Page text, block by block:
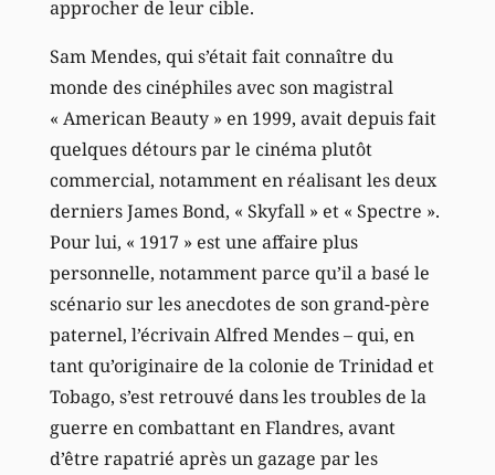
approcher de leur cible.
Sam Mendes, qui s’était fait connaître du
monde des cinéphiles avec son magistral
« American Beauty » en 1999, avait depuis fait
quelques détours par le cinéma plutôt
commercial, notamment en réalisant les deux
derniers James Bond, « Skyfall » et « Spectre ».
Pour lui, « 1917 » est une affaire plus
personnelle, notamment parce qu’il a basé le
scénario sur les anecdotes de son grand-père
paternel, l’écrivain Alfred Mendes – qui, en
tant qu’originaire de la colonie de Trinidad et
Tobago, s’est retrouvé dans les troubles de la
guerre en combattant en Flandres, avant
d’être rapatrié après un gazage par les